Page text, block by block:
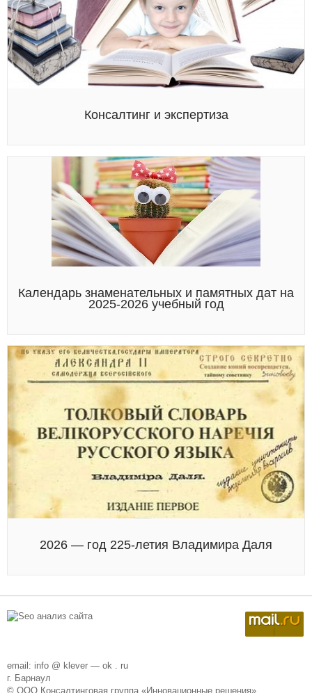
Консалтинг и экспертиза
Календарь знаменательных и памятных дат на
2025-2026 учебный год
2026 — год 225-летия Владимира Даля
email: info @ klever — ok . ru
г. Барнаул
© ООО Консалтинговая группа «Инновационные решения»